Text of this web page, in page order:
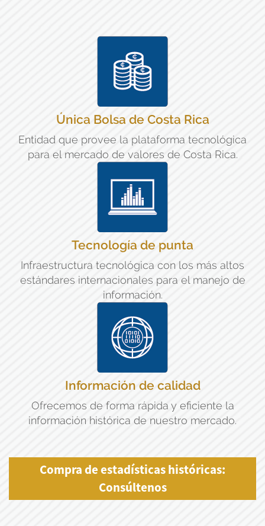
Única Bolsa de Costa Rica
Entidad que provee la plataforma tecnológica
para el mercado de valores de Costa Rica.
Tecnología de punta
Infraestructura tecnológica con los más altos
estándares internacionales para el manejo de
información.
Información de calidad
Ofrecemos de forma rápida y eficiente la
información histórica de nuestro mercado.
Compra de estadísticas históricas:
Consúltenos